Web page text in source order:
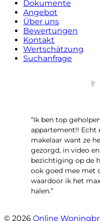
Dokumente
Angebot
Über uns
Bewertungen
Kontakt
Wertschätzung
Suchanfrage
“Ik ben top
appartement!! Echt
makelaar want ze
gezorgd, in video
bezichtiging op de
ook goed mee met
waardoor ik het
halen.”
© 2026 Online